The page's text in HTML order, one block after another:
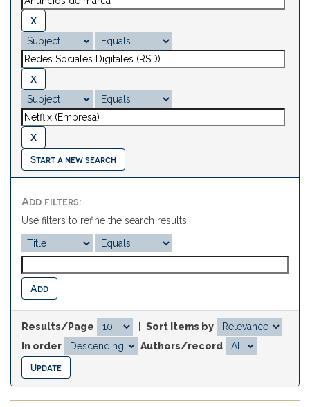
Start a new search
Add filters:
Use filters to refine the search results.
Results/Page
Sort items by
In order
Authors/record